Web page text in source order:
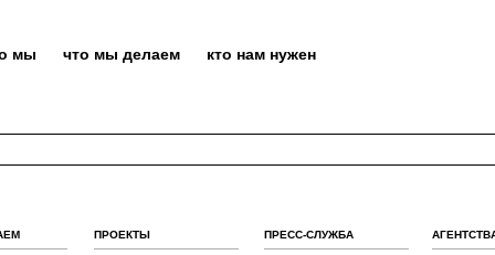
мы что мы делаем кто нам нужен
ПРОЕКТЫ ПРЕСС-СЛУЖБА